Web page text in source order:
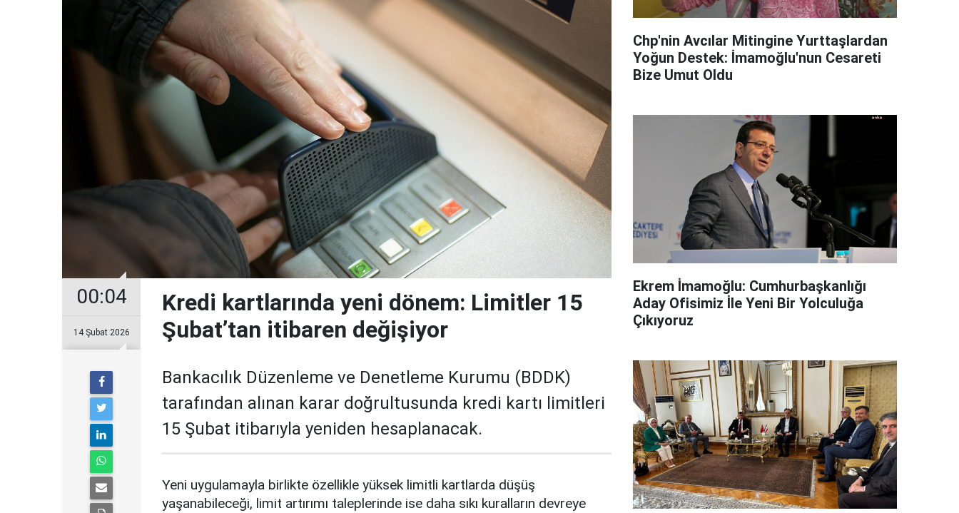
00:04
14 Şubat 2026
Kredi kartlarında yeni dönem: Limitler 15
Şubat’tan itibaren değişiyor
Bankacılık Düzenleme ve Denetleme Kurumu (BDDK)
tarafından alınan karar doğrultusunda kredi kartı limitleri
15 Şubat itibarıyla yeniden hesaplanacak.
Yeni uygulamayla birlikte özellikle yüksek limitli kartlarda düşüş
yaşanabileceği, limit artırımı taleplerinde ise daha sıkı kuralların devreye
Chp'nin Avcılar Mitingine Yurttaşlardan
Yoğun Destek: İmamoğlu'nun Cesareti
Bize Umut Oldu
Ekrem İmamoğlu: Cumhurbaşkanlığı
Aday Ofisimiz İle Yeni Bir Yolculuğa
Çıkıyoruz